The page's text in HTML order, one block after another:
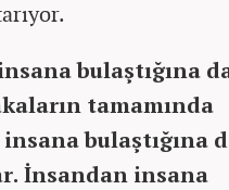
bulaştığına
tamamında
bulaştığına
İnsandan insana